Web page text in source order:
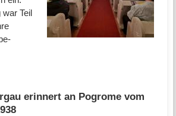
war Teil
erinnert an Pogrome vom